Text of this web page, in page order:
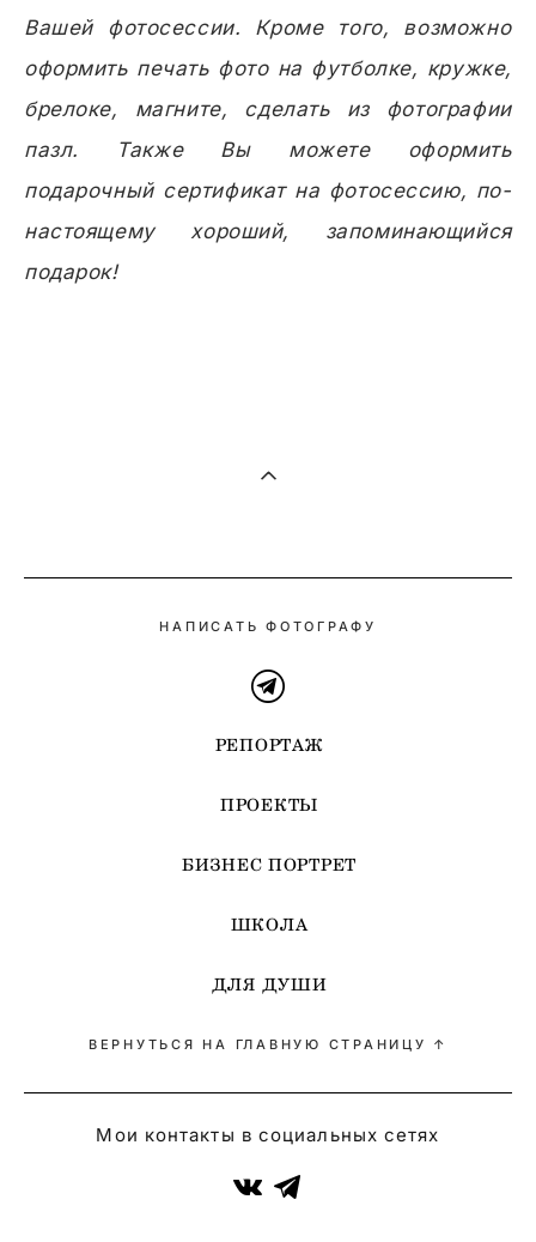
Вашей фотосессии. Кроме того, возможно
оформить печать фото на футболке, кружке,
брелоке, магните, сделать из фотографии
пазл. Также Вы можете оформить
подарочный сертификат на фотосессию, по-
настоящему хороший, запоминающийся
подарок!
НАПИСАТЬ ФОТОГРАФУ
РЕПОРТАЖ
ПРОЕКТЫ
БИЗНЕС ПОРТРЕТ
ШКОЛА
ДЛЯ ДУШИ
ВЕРНУТЬСЯ НА ГЛАВНУЮ СТРАНИЦУ ↑
Мои контакты в социальных сетях